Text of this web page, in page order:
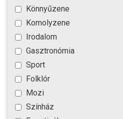
Könnyűzene
Komolyzene
Irodalom
Gasztronómia
Sport
Folklór
Mozi
Színház